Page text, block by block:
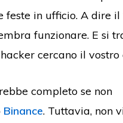
feste in ufficio. A dire il
funzionare. E si
cercano il vostro
completo se non
Binance. Tuttavia, non